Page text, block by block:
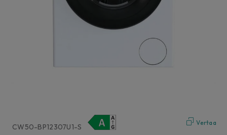
Vertaa
CW50-BP12307U1-S